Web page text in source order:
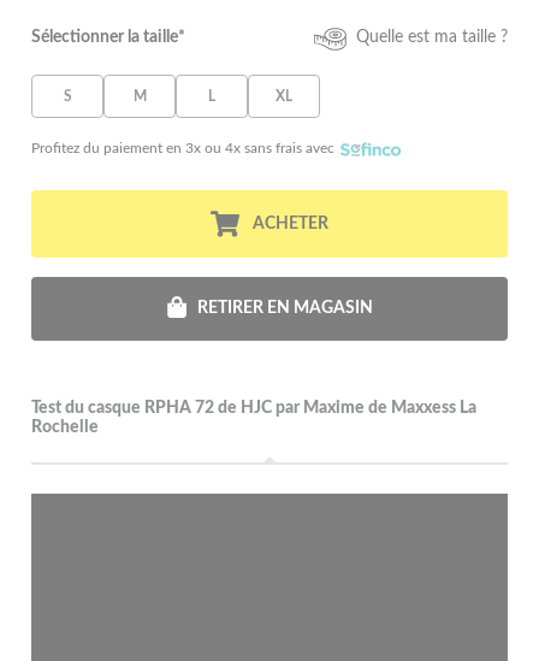
Sélectionner la taille* Quelle est ma taille ?
S M L XL
Profitez du paiement en 3x ou 4x sans frais avec
ACHETER
RETIRER EN MAGASIN
Test du casque RPHA 72 de HJC par Maxime de Maxxess La
Rochelle